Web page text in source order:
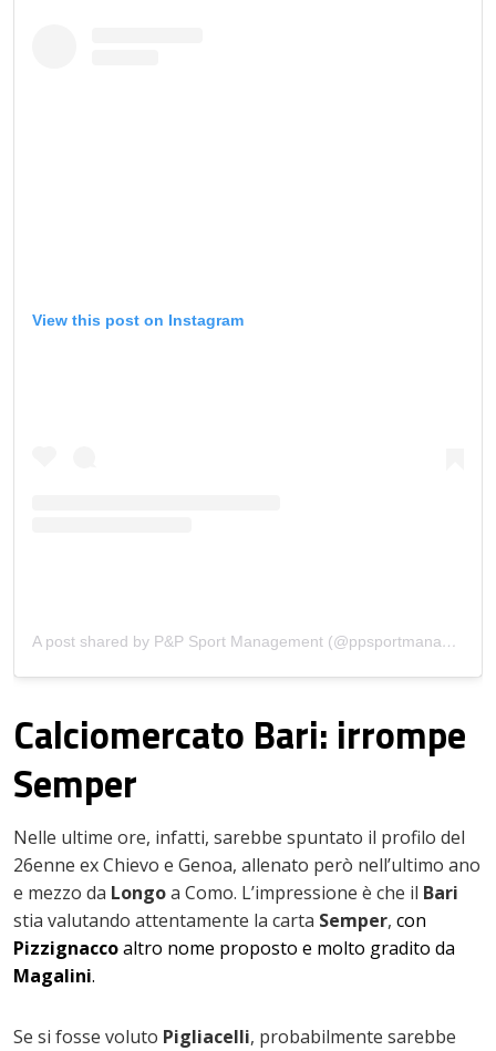
View this post on Instagram
A post shared by P&P Sport Management (@ppsportmanagement)
Calciomercato Bari: irrompe
Semper
Nelle ultime ore, infatti, sarebbe spuntato il profilo del
26enne ex Chievo e Genoa, allenato però nell’ultimo ano
e mezzo da Longoa Como. L’impressione è che il Bari
stia valutando attentamente la carta Semper, con
Pizzignaccoaltro nome proposto e molto gradito da
Magalini.
Se si fosse voluto Pigliacelli, probabilmente sarebbe